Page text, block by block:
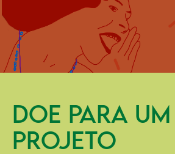
DOE PARA UM
PROJETO